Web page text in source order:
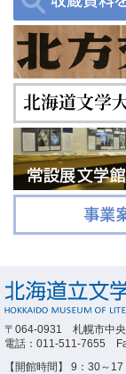
〒064-0931 札幌市中央
電話：011-511-7655
【開館時間】 9：30～